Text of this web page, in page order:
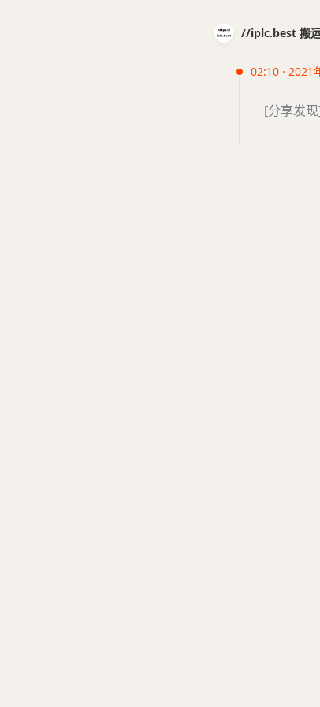
//iplc.best 搬
02:10 · 2021
[分享发